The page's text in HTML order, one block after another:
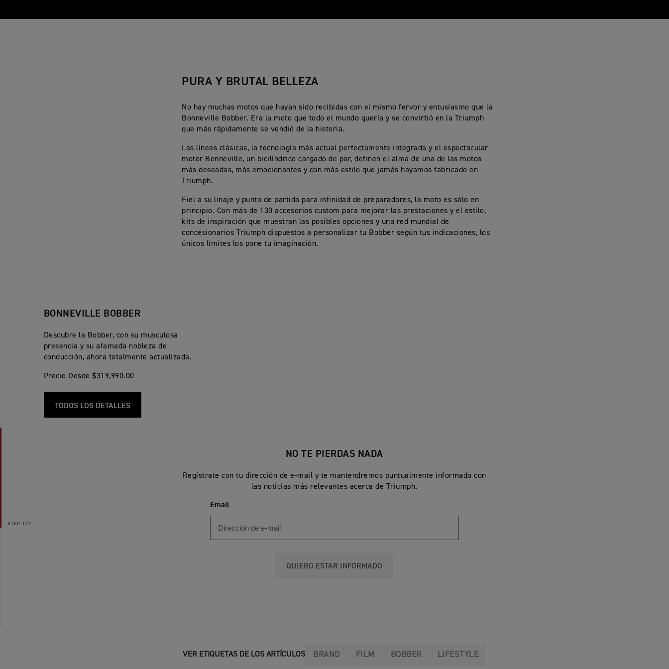
PURA Y BRUTAL BELLEZA
No hay muchas motos que hayan sido recibidas con el mismo fervor y entusiasmo que la
Bonneville Bobber. Era la moto que todo el mundo quería y se convirtió en la Triumph
que más rápidamente se vendió de la historia.
Las líneas clásicas, la tecnología más actual perfectamente integrada y el espectacular
motor Bonneville, un bicilíndrico cargado de par, definen el alma de una de las motos
más deseadas, más emocionantes y con más estilo que jamás hayamos fabricado en
Triumph.
Fiel a su linaje y punto de partida para infinidad de preparadores, la moto es sólo en
principio. Con más de 130 accesorios custom para mejorar las prestaciones y el estilo,
kits de inspiración que muestran las posibles opciones y una red mundial de
concesionarios Triumph dispuestos a personalizar tu Bobber según tus indicaciones, los
únicos límites los pone tu imaginación.
BONNEVILLE BOBBER
Descubre la Bobber, con su musculosa
presencia y su afamada nobleza de
conducción, ahora totalmente actualizada.
Precio Desde $319,990.00
TODOS LOS DETALLES
STEP 1/2
NO TE PIERDAS NADA
Regístrate con tu dirección de e-mail y te mantendremos puntualmente informado con
las noticias más relevantes acerca de Triumph.
Email
QUIERO ESTAR INFORMADO
VER ETIQUETAS DE LOS ARTÍCULOS BRAND FILM BOBBER LIFESTYLE